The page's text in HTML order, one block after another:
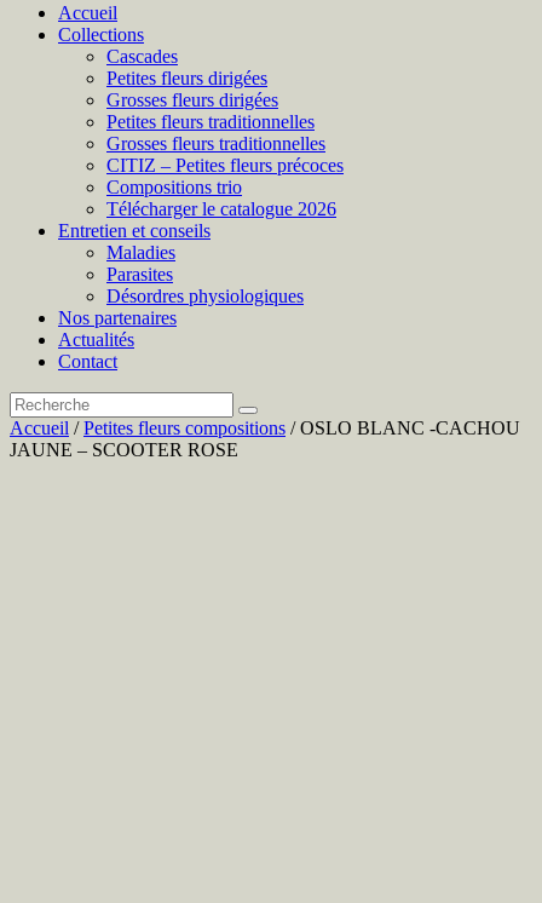
Accueil
Collections
Cascades
Petites fleurs dirigées
Grosses fleurs dirigées
Petites fleurs traditionnelles
Grosses fleurs traditionnelles
CITIZ – Petites fleurs précoces
Compositions trio
Télécharger le catalogue 2026
Entretien et conseils
Maladies
Parasites
Désordres physiologiques
Nos partenaires
Actualités
Contact
Accueil /Petites fleurs compositions / OSLO BLANC -CACHOU
JAUNE – SCOOTER ROSE